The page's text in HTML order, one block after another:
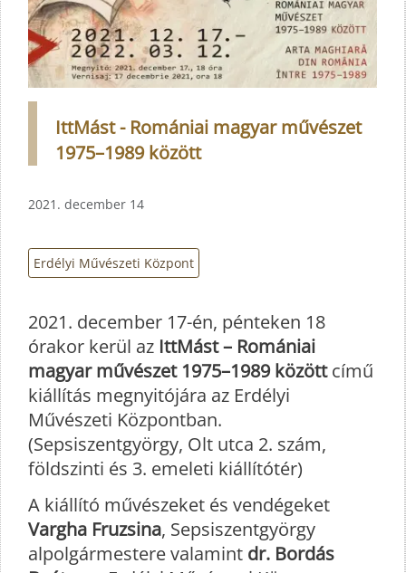
IttMást - Romániai magyar művészet
1975–1989 között
2021. december 14
Erdélyi Művészeti Központ
2021. december 17-én, pénteken 18
órakor kerül az IttMást – Romániai
magyar művészet 1975–1989 közöttcímű
kiállítás megnyitójára az Erdélyi
Művészeti Központban.
(Sepsiszentgyörgy, Olt utca 2. szám,
földszinti és 3. emeleti kiállítótér)
A kiállító művészeket és vendégeket
Vargha Fruzsina, Sepsiszentgyörgy
alpolgármestere valamint dr. Bordás